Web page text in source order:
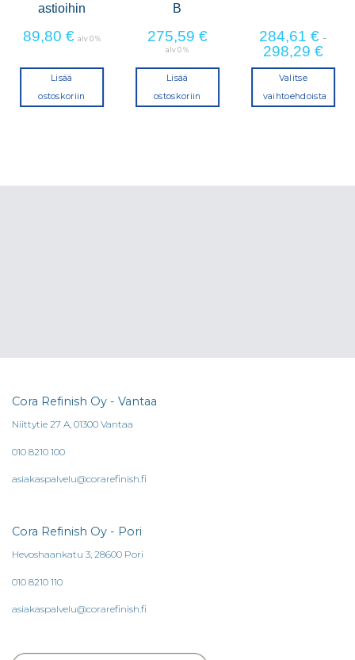
astioihin
89,80 € alv 0 %
Lisää
ostoskoriin
B
275,59 €
alv 0 %
Lisää
ostoskoriin
284,61€ -
298,29 €
Valitse
vaihtoehdoista
Cora Refinish Oy - Vantaa
Niittytie 27 A, 01300 Vantaa
010 8210 100
asiakaspalvelu@corarefinish.fi
Cora Refinish Oy - Pori
Hevoshaankatu 3, 28600 Pori
010 8210 110
asiakaspalvelu@corarefinish.fi